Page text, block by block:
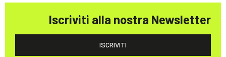
Iscriviti alla nostra Newsletter
ISCRIVITI